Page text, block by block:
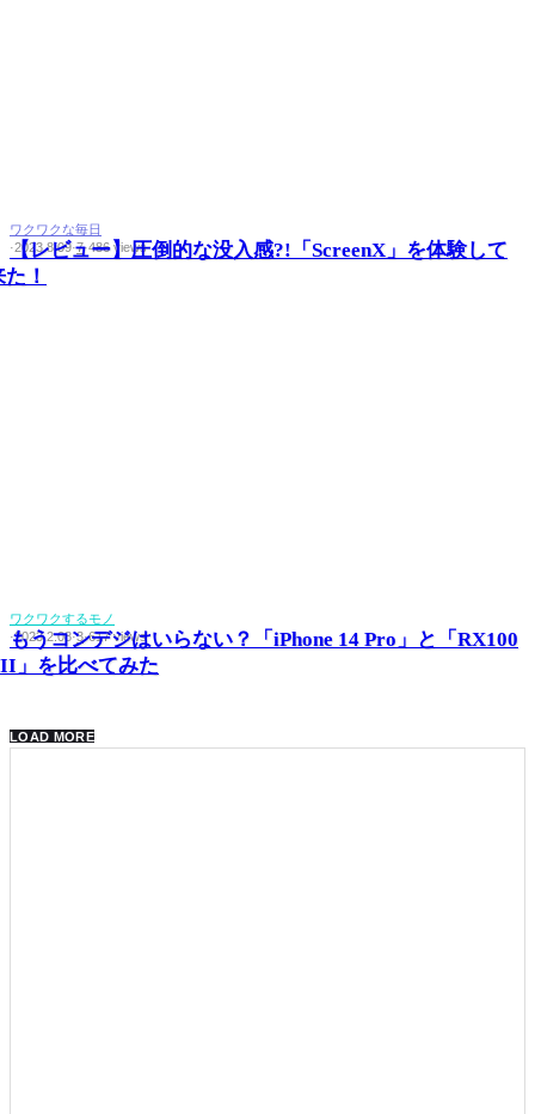
ワクワクな毎日
·2023.8.09·7·486 views
【レビュー】圧倒的な没入感?!「ScreenX」を体験して
！
ワクワクするモノ
·2023.2.08·3·617 views
もうコンデジはいらない？「iPhone 14 Pro」と「RX100
」を比べてみた
LOAD MORE